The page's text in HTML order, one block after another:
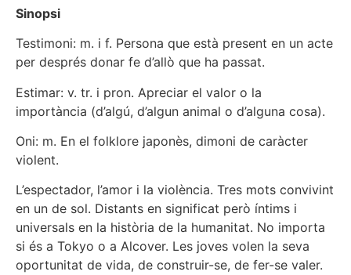
Sinopsi
Testimoni: m. i f. Persona que està present en un acte
per després donar fe d’allò que ha passat.
Estimar: v. tr. i pron. Apreciar el valor o la
importància (d’algú, d’algun animal o d’alguna cosa).
Oni: m. En el folklore japonès, dimoni de caràcter
violent.
L’espectador, l’amor i la violència. Tres mots convivint
en un de sol. Distants en significat però íntims i
universals en la història de la humanitat. No importa
si és a Tokyo o a Alcover. Les joves volen la seva
oportunitat de vida, de construir-se, de fer-se valer.